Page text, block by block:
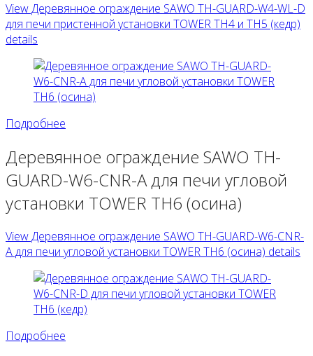
View Деревянное ограждение SAWO TH-GUARD-W4-WL-D
для печи пристенной установки TOWER TH4 и TH5 (кедр)
details
Подробнее
Деревянное ограждение SAWO TH-
GUARD-W6-CNR-A для печи угловой
установки TOWER TH6 (осина)
View Деревянное ограждение SAWO TH-GUARD-W6-CNR-
A для печи угловой установки TOWER TH6 (осина) details
Подробнее